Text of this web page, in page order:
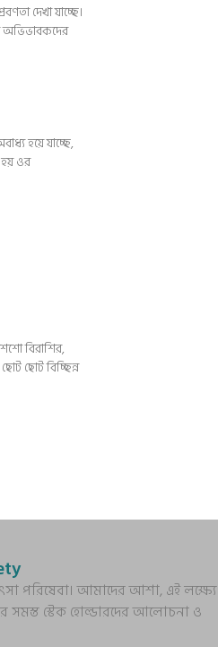
দেখা যাচ্ছে।
অভিভাবকদের
হয়ে যাচ্ছে,
ওর
বিরাশির,
ছোট বিচ্ছিন্ন
পরিষেবা। আমাদের আশা, এই লক্ষ্যে
সমস্ত স্টেক হোল্ডারদের আলোচনা ও